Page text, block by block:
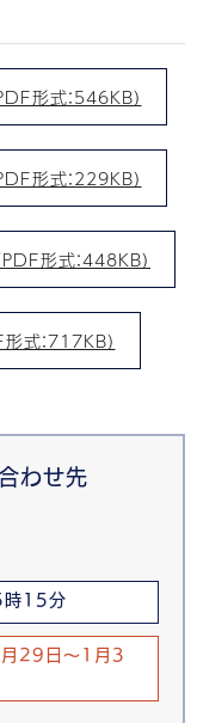
形式：546KB）
形式：229KB）
形式：448KB）
式：717KB）
わせ先
時15分
月29日～1月3